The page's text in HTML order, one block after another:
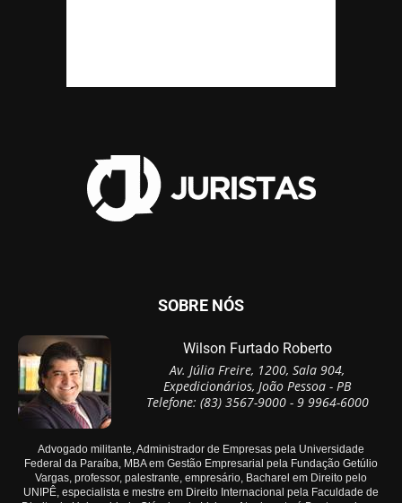
SOBRE NÓS
Wilson Furtado Roberto
Av. Júlia Freire, 1200, Sala 904,
Expedicionários, João Pessoa - PB
Telefone: (83) 3567-9000 - 9 9964-6000
Advogado militante, Administrador de Empresas pela Universidade
Federal da Paraíba, MBA em Gestão Empresarial pela Fundação Getúlio
Vargas, professor, palestrante, empresário, Bacharel em Direito pelo
UNIPÊ, especialista e mestre em Direito Internacional pela Faculdade de